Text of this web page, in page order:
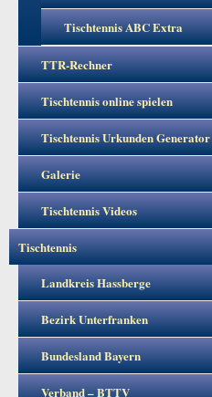
Tischtennis ABC Extra
TTR-Rechner
Tischtennis online spielen
Tischtennis Urkunden Generator
Galerie
Tischtennis Videos
Tischtennis
Landkreis Hassberge
Bezirk Unterfranken
Bundesland Bayern
Verband – BTTV